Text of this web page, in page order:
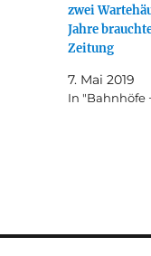
zwei
Jahre
Zeitung
7. Mai 2019
In "Bahnhöfe